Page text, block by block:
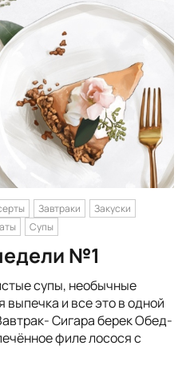
Завтраки
Закуски
Супы
№1
супы, необычные
и все это в одной
Сигара берек Обед-
филе лосося с